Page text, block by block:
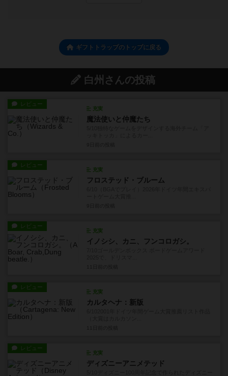
ギフトトラップのトップに戻る
白州さんの投稿
レビュー
充実
魔法使いと仲魔たち
レビュー
充実
フロステッド・ブルーム
レビュー
充実
イノシシ、カニ、フンコロガシ。
レビュー
充実
カルタヘナ：新版
レビュー
充実
ディズニーアニメテッド